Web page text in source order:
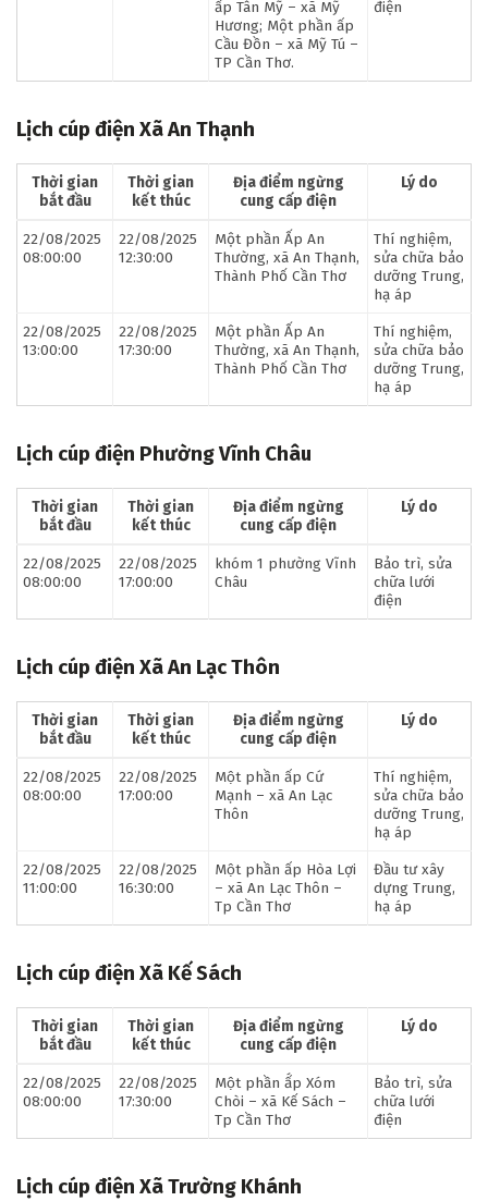
ấp Tân Mỹ – xã Mỹ
Hương; Một phần ấp
Cầu Đồn – xã Mỹ Tú –
TP Cần Thơ.
điện
Lịch cúp điện Xã An Thạnh
Thời gian
bắt đầu
Thời gian
kết thúc
Địa điểm ngừng
cung cấp điện
Lý do
22/08/2025
08:00:00
22/08/2025
12:30:00
Một phần Ấp An
Thường, xã An Thạnh,
Thành Phố Cần Thơ
Thí nghiệm,
sửa chữa bảo
dưỡng Trung,
hạ áp
22/08/2025
13:00:00
22/08/2025
17:30:00
Một phần Ấp An
Thường, xã An Thạnh,
Thành Phố Cần Thơ
Thí nghiệm,
sửa chữa bảo
dưỡng Trung,
hạ áp
Lịch cúp điện Phường Vĩnh Châu
Thời gian
bắt đầu
Thời gian
kết thúc
Địa điểm ngừng
cung cấp điện
Lý do
22/08/2025
08:00:00
22/08/2025
17:00:00
khóm 1 phường Vĩnh
Châu
Bảo trì, sửa
chữa lưới
điện
Lịch cúp điện Xã An Lạc Thôn
Thời gian
bắt đầu
Thời gian
kết thúc
Địa điểm ngừng
cung cấp điện
Lý do
22/08/2025
08:00:00
22/08/2025
17:00:00
Một phần ấp Cứ
Mạnh – xã An Lạc
Thôn
Thí nghiệm,
sửa chữa bảo
dưỡng Trung,
hạ áp
22/08/2025
11:00:00
22/08/2025
16:30:00
Một phần ấp Hòa Lợi
– xã An Lạc Thôn –
Tp Cần Thơ
Đầu tư xây
dựng Trung,
hạ áp
Lịch cúp điện Xã Kế Sách
Thời gian
bắt đầu
Thời gian
kết thúc
Địa điểm ngừng
cung cấp điện
Lý do
22/08/2025
08:00:00
22/08/2025
17:30:00
Một phần ấ́p Xóm
Chòi – xã Kế Sách –
Tp Cần Thơ
Bảo trì, sửa
chữa lưới
điện
Lịch cúp điện Xã Trường Khánh